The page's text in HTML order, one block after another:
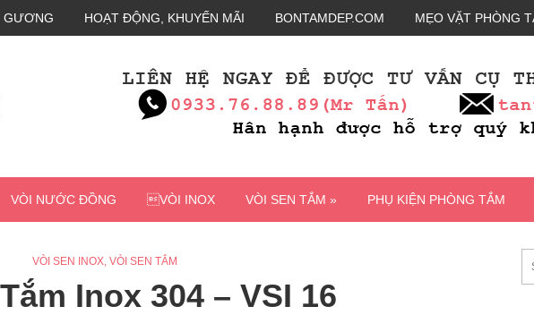
GƯƠNG HOẠT ĐỘNG, KHUYẾN MÃI BONTAMDEP.COM MẸO VẶT PHÒNG
VÒI NƯỚC ĐỒNG VÒI INOX VÒI SEN TẮM » PHỤ KIỆN PHÒNG TẮM
VÒI SEN INOX, VÒI SEN TẮM
Inox 304 – VSI 16